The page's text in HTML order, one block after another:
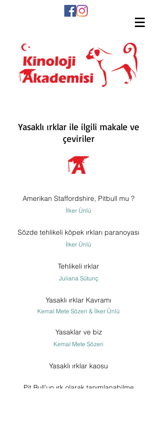
Yasaklı ırklar ile ilgili makale ve
çeviriler
Amerikan Staffordshire, Pitbull mu ?
İlker Ünlü
Sözde tehlikeli köpek ırkları paranoyası
İlker Ünlü
Tehlikeli ırklar
Juliana Sütunç
Yasaklı ırklar Kavramı
Kemal Mete Sözeri & İlker Ünlü
Yasaklar ve biz
Kemal Mete Sözeri
Yasaklı ırklar kaosu
Pit Bull’un ırk olarak tanımlanabilme